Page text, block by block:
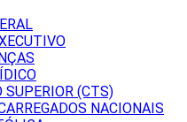
SUPERIOR (CTS)
NACIONAIS